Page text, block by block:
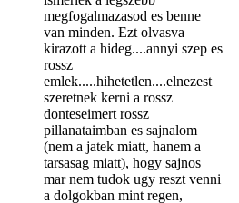
megfogalmazasod es benne
van minden. Ezt olvasva
kirazott a hideg....annyi szep es
rossz
emlek.....hihetetlen....elnezest
szeretnek kerni a rossz
donteseimert rossz
pillanataimban es sajnalom
(nem a jatek miatt, hanem a
tarsasag miatt), hogy sajnos
mar nem tudok ugy reszt venni
a dolgokban mint regen,